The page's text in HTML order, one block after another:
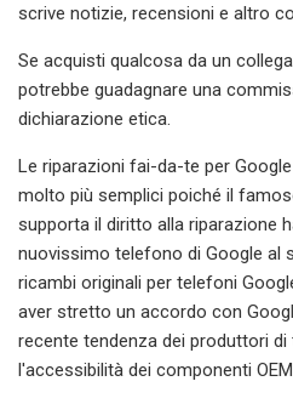
scrive notizie, recensioni e altro
Se acquisti qualcosa da un
potrebbe guadagnare una
dichiarazione etica.
Le riparazioni fai-da-te per
molto più semplici poiché il
supporta il diritto alla riparazione
nuovissimo telefono di Google al
ricambi originali per telefoni
aver stretto un accordo con
recente tendenza dei produttori
l'accessibilità dei componenti